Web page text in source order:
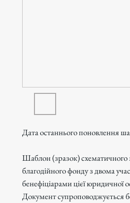
Дата останнього поновлення
Шаблон (зразок) схематичного
благодійного фонду з двома
бенефіціарами цієї юридичної
Документ супроповоджується